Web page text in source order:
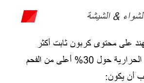
& الشيشة
على محتوى كربون ثابت أكثر
80%, جعل قيمتها الحرارية حول 30% أعلى من الفحم
أن يكون: